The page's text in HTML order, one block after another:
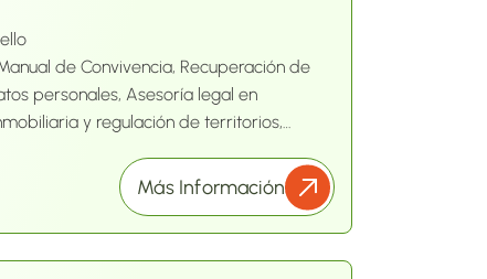
de Convivencia, Recuperación de
personales, Asesoría legal en
y regulación de territorios,
Más Información